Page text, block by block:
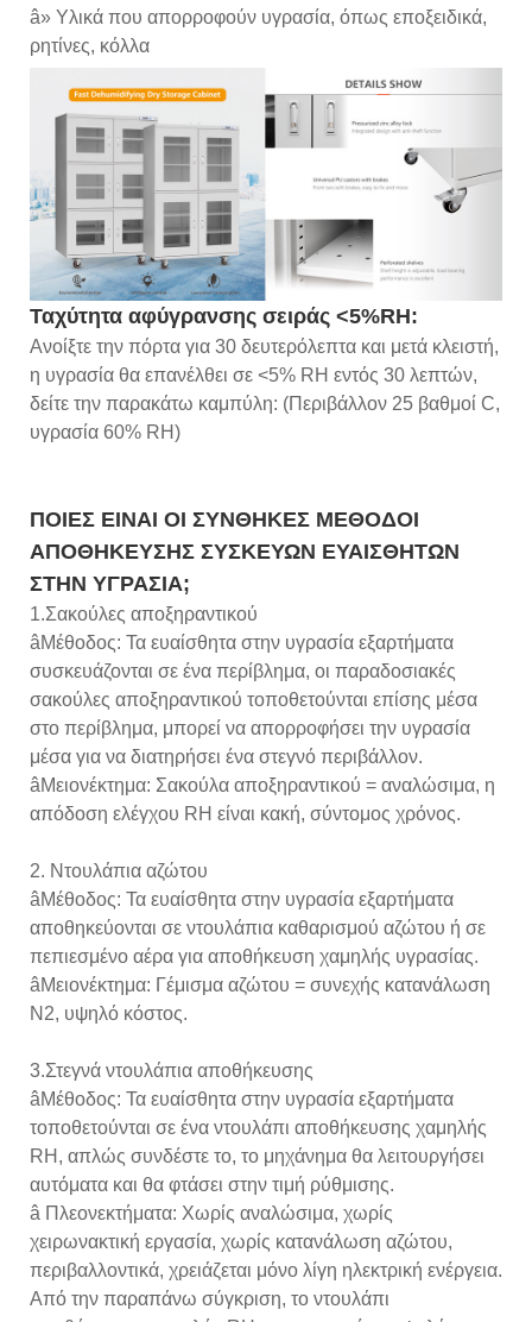
â» Υλικά που απορροφούν υγρασία, όπως εποξειδικά,
ρητίνες, κόλλα
Ταχύτητα αφύγρανσης σειράς <5%RH:
Ανοίξτε την πόρτα για 30 δευτερόλεπτα και μετά κλειστή,
η υγρασία θα επανέλθει σε <5% RH εντός 30 λεπτών,
δείτε την παρακάτω καμπύλη: (Περιβάλλον 25 βαθμοί C,
υγρασία 60% RH)
ΠΟΙΕΣ ΕΙΝΑΙ ΟΙ ΣΥΝΘΗΚΕΣ ΜΕΘΟΔΟΙ
ΑΠΟΘΗΚΕΥΣΗΣ ΣΥΣΚΕΥΩΝ ΕΥΑΙΣΘΗΤΩΝ
ΣΤΗΝ ΥΓΡΑΣΙΑ;
1.Σακούλες αποξηραντικού
âΜέθοδος: Τα ευαίσθητα στην υγρασία εξαρτήματα
συσκευάζονται σε ένα περίβλημα, οι παραδοσιακές
σακούλες αποξηραντικού τοποθετούνται επίσης μέσα
στο περίβλημα, μπορεί να απορροφήσει την υγρασία
μέσα για να διατηρήσει ένα στεγνό περιβάλλον.
âΜειονέκτημα: Σακούλα αποξηραντικού = αναλώσιμα, η
απόδοση ελέγχου RH είναι κακή, σύντομος χρόνος.
2. Ντουλάπια αζώτου
âΜέθοδος: Τα ευαίσθητα στην υγρασία εξαρτήματα
αποθηκεύονται σε ντουλάπια καθαρισμού αζώτου ή σε
πεπιεσμένο αέρα για αποθήκευση χαμηλής υγρασίας.
âΜειονέκτημα: Γέμισμα αζώτου = συνεχής κατανάλωση
N2, υψηλό κόστος.
3.Στεγνά ντουλάπια αποθήκευσης
âΜέθοδος: Τα ευαίσθητα στην υγρασία εξαρτήματα
τοποθετούνται σε ένα ντουλάπι αποθήκευσης χαμηλής
RH, απλώς συνδέστε το, το μηχάνημα θα λειτουργήσει
αυτόματα και θα φτάσει στην τιμή ρύθμισης.
â Πλεονεκτήματα: Χωρίς αναλώσιμα, χωρίς
χειρωνακτική εργασία, χωρίς κατανάλωση αζώτου,
περιβαλλοντικά, χρειάζεται μόνο λίγη ηλεκτρική ενέργεια.
Από την παραπάνω σύγκριση, το ντουλάπι